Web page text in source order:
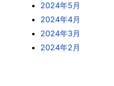
2024年5月
2024年4月
2024年3月
2024年2月